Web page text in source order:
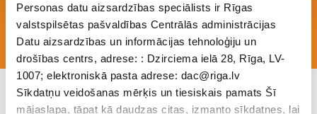
Personas datu aizsardzības speciālists ir Rīgas
valstspilsētas pašvaldības Centrālās administrācijas
Datu aizsardzības un informācijas tehnoloģiju un
drošības centrs, adrese: : Dzirciema ielā 28, Rīga, LV-
1007; elektroniskā pasta adrese: dac@riga.lv
Sīkdatņu veidošanas mērķis un tiesiskais pamats Šī
mājaslapa, tāpat kā daudzas citas, izmanto sīkdatnes, lai
SKOLĒNU PARLAMENTS